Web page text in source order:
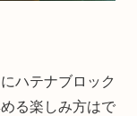
ハテナブロック
る楽しみ方はで